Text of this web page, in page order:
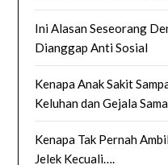
Ini Alasan Seseorang
Dianggap Anti Sosial
Kenapa Anak Sakit
Keluhan dan Gejala
Kenapa Tak Pernah
Jelek Kecuali….